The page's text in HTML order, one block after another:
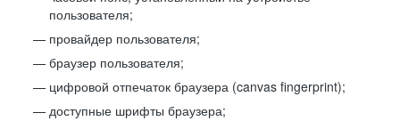
пользователя;
провайдер пользователя;
браузер пользователя;
цифровой отпечаток браузера (canvas fingerprint);
доступные шрифты браузера;